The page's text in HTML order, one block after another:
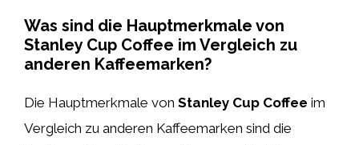
Was sind die Hauptmerkmale von
Stanley Cup Coffee im Vergleich zu
anderen Kaffeemarken?
Die Hauptmerkmale von Stanley Cup Coffee im
Vergleich zu anderen Kaffeemarken sind die